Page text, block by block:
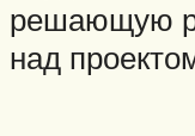
решающую
над